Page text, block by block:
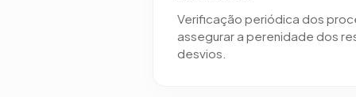
Verificação periódica dos
assegurar a perenidade dos
desvios.